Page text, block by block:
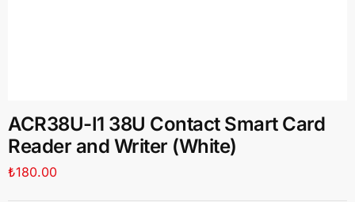
ACR38U-I1 38U Contact Smart Card
Reader and Writer (White)
₺180.00